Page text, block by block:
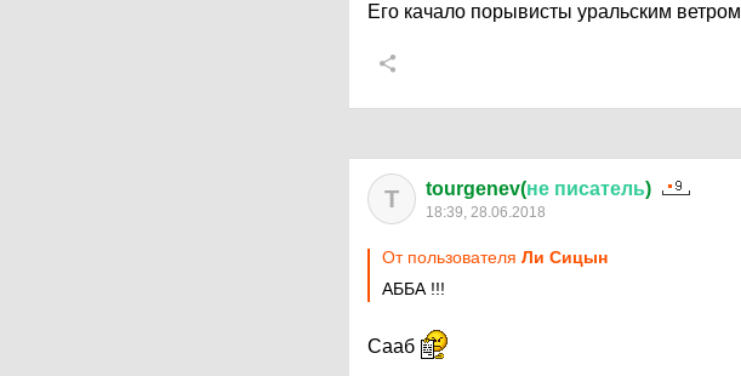
Его качало порывисты уральским ветром
T tourgenev(не писатель)
18:39, 28.06.2018
От пользователя Ли Сицын
АББА !!!
Сааб